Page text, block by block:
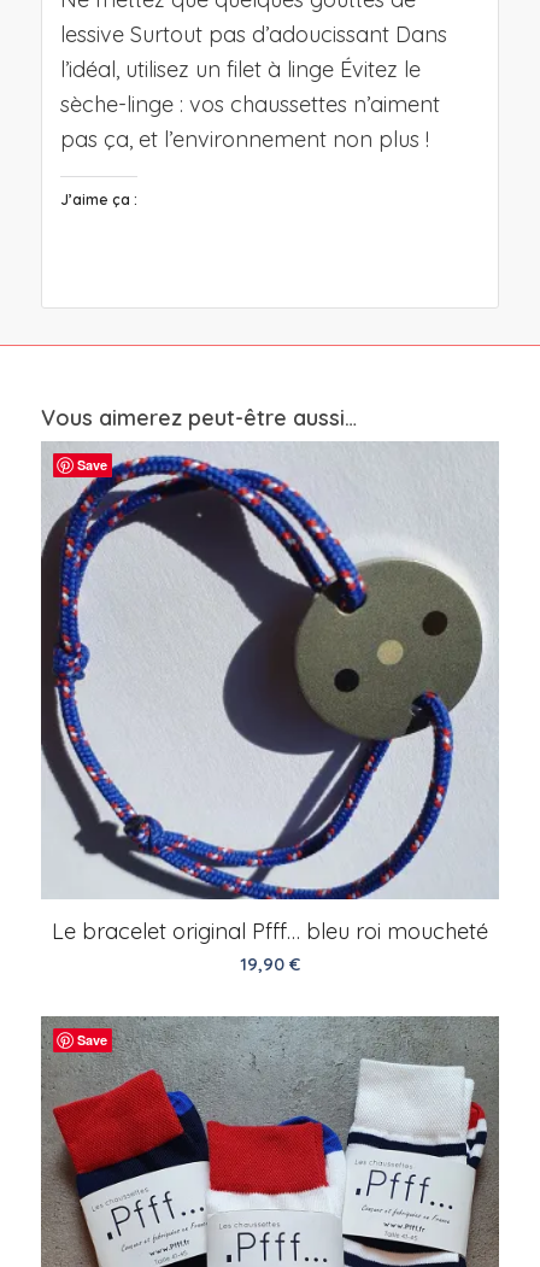
lessive Surtout pas d’adoucissant Dans
l’idéal, utilisez un filet à linge Évitez le
sèche-linge : vos chaussettes n’aiment
pas ça, et l’environnement non plus !
J’aime ça :
Vous aimerez peut-être aussi…
Save
Le bracelet original Pfff… bleu roi moucheté
19,90 €
Save